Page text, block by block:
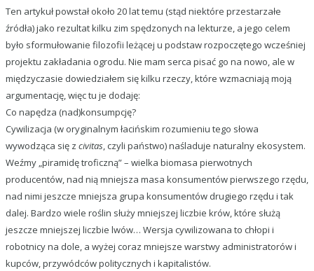
Ten artykuł powstał około 20 lat temu (stąd niektóre przestarzałe
źródła) jako rezultat kilku zim spędzonych na lekturze, a jego celem
było sformułowanie filozofii leżącej u podstaw rozpoczętego wcześniej
projektu zakładania ogrodu. Nie mam serca pisać go na nowo, ale w
międzyczasie dowiedziałem się kilku rzeczy, które wzmacniają moją
argumentację, więc tu je dodaję:
Co napędza (nad)konsumpcję?
Cywilizacja (w oryginalnym łacińskim rozumieniu tego słowa
wywodząca się z civitas, czyli państwo) naśladuje naturalny ekosystem.
Weźmy „piramidę troficzną” – wielka biomasa pierwotnych
producentów, nad nią mniejsza masa konsumentów pierwszego rzędu,
nad nimi jeszcze mniejsza grupa konsumentów drugiego rzędu i tak
dalej. Bardzo wiele roślin służy mniejszej liczbie krów, które służą
jeszcze mniejszej liczbie lwów… Wersja cywilizowana to chłopi i
robotnicy na dole, a wyżej coraz mniejsze warstwy administratorów i
kupców, przywódców politycznych i kapitalistów.